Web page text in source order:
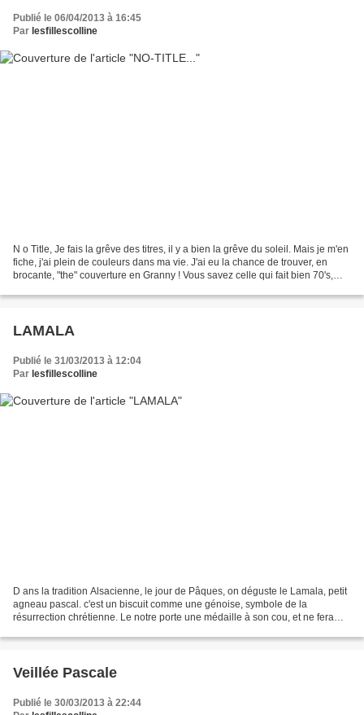
Publié le 06/04/2013 à 16:45
Par lesfillescolline
N o Title, Je fais la grêve des titres, il y a bien la grêve du soleil. Mais je m'en
fiche, j'ai plein de couleurs dans ma vie. J'ai eu la chance de trouver, en
brocante, "the" couverture en Granny ! Vous savez celle qui fait bien 70's,
LAMALA
Publié le 31/03/2013 à 12:04
Par lesfillescolline
D ans la tradition Alsacienne, le jour de Pâques, on déguste le Lamala, petit
agneau pascal. c'est un biscuit comme une génoise, symbole de la
résurrection chrétienne. Le notre porte une médaille à son cou, et ne fera
Veillée Pascale
Publié le 30/03/2013 à 22:44